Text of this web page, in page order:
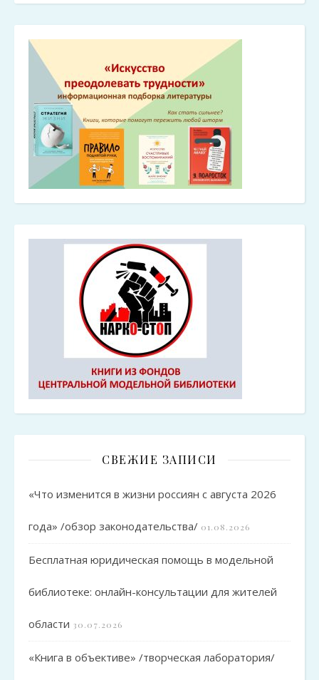
СВЕЖИЕ ЗАПИСИ
«Что изменится в жизни россиян с августа 2026
года» /обзор законодательства/ 01.08.2026
Бесплатная юридическая помощь в модельной
библиотеке: онлайн-консультации для жителей
области 30.07.2026
«Книга в объективе» /творческая лаборатория/